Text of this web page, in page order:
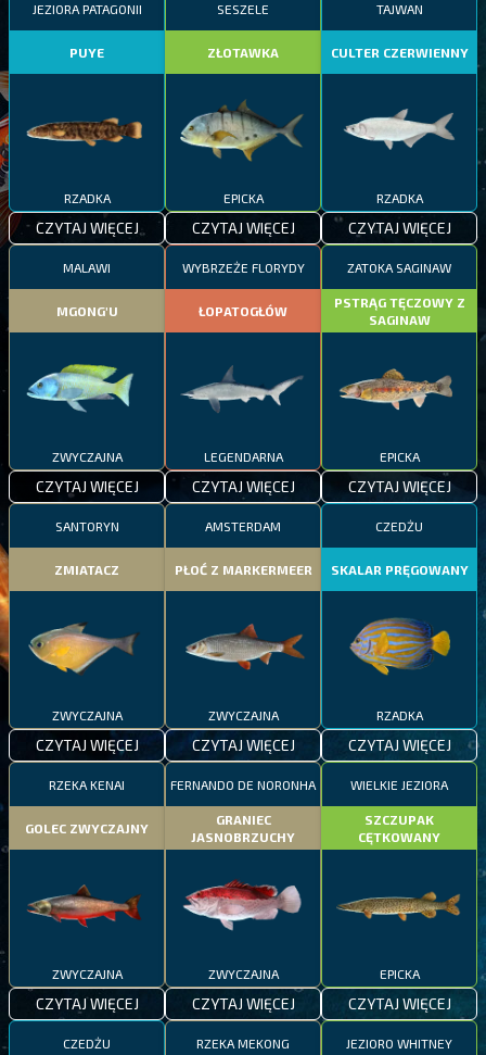
JEZIORA PATAGONII
PUYE
RZADKA
CZYTAJ WIĘCEJ
SESZELE
ZŁOTAWKA
EPICKA
CZYTAJ WIĘCEJ
TAJWAN
CULTER CZERWIENNY
RZADKA
CZYTAJ WIĘCEJ
MALAWI
MGONG'U
ZWYCZAJNA
CZYTAJ WIĘCEJ
WYBRZEŻE FLORYDY
ŁOPATOGŁÓW
LEGENDARNA
CZYTAJ WIĘCEJ
ZATOKA SAGINAW
PSTRĄG TĘCZOWY Z
SAGINAW
EPICKA
CZYTAJ WIĘCEJ
SANTORYN
ZMIATACZ
ZWYCZAJNA
CZYTAJ WIĘCEJ
AMSTERDAM
PŁOĆ Z MARKERMEER
ZWYCZAJNA
CZYTAJ WIĘCEJ
CZEDŻU
SKALAR PRĘGOWANY
RZADKA
CZYTAJ WIĘCEJ
RZEKA KENAI
GOLEC ZWYCZAJNY
ZWYCZAJNA
CZYTAJ WIĘCEJ
FERNANDO DE NORONHA
GRANIEC
JASNOBRZUCHY
ZWYCZAJNA
CZYTAJ WIĘCEJ
WIELKIE JEZIORA
SZCZUPAK
CĘTKOWANY
EPICKA
CZYTAJ WIĘCEJ
CZEDŻU RZEKA MEKONG JEZIORO WHITNEY